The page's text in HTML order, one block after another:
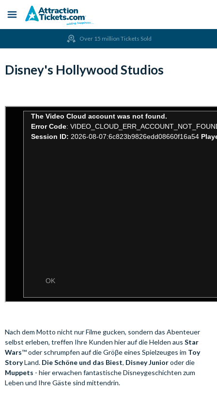
content
Menu
Over 15 million Tickets Sold
Disney's Hollywood Studios
Nach dem Motto nicht nur Filme gucken, sondern das Abenteuer
selbst erleben, treffen Ihre Kunden hier auf die Helden aus Star
Wars™ oder schrumpfen auf die Gröβe eines Spielzeuges im Toy
StoryLand. Die Schöne und das Biest, Disney Junioroder die
Muppets - hier erwachen fantastische Disneygeschichten zum
Leben und Ihre Gäste sind mittendrin.